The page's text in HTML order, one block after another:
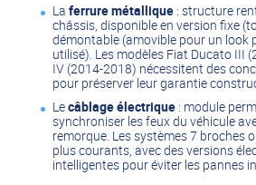
La ferrure métallique : structure
châssis, disponible en version fixe
démontable (amovible pour un look
utilisé). Les modèles Fiat Ducato III
IV (2014-2018) nécessitent des
pour préserver leur garantie
Lecâblage électrique : module
synchroniser les feux du véhicule
remorque. Les systèmes 7 broches
plus courants, avec des versions
intelligentes pour éviter les pannes